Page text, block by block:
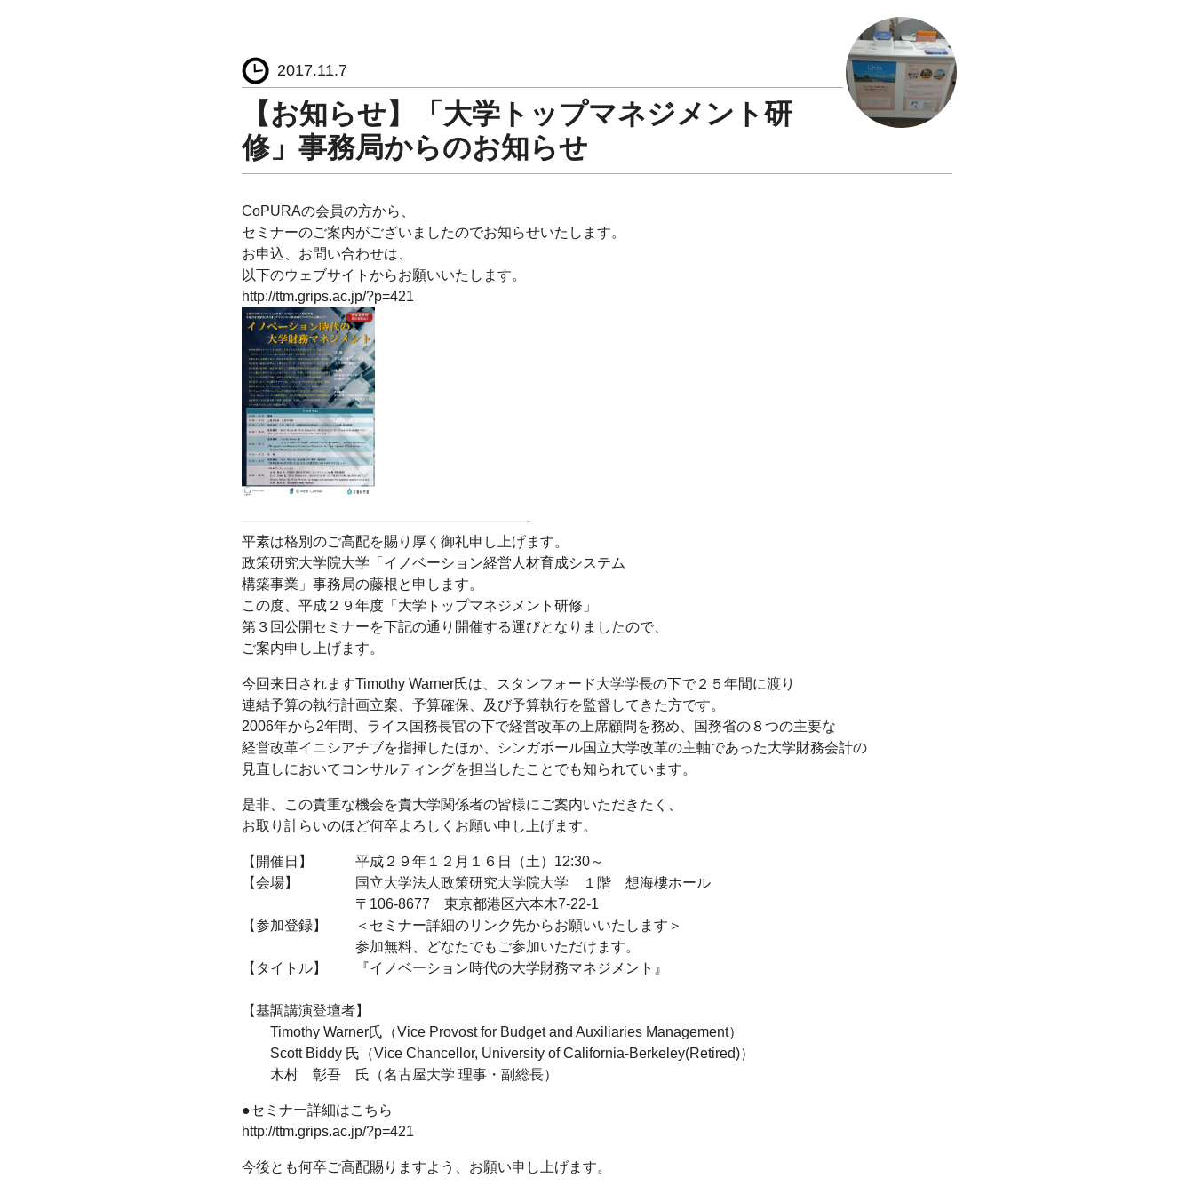
2017.11.7
【お知らせ】「大学トップマネジメント研
修」事務局からのお知らせ
CoPURAの会員の方から、
セミナーのご案内がございましたのでお知らせいたします。
お申込、お問い合わせは、
以下のウェブサイトからお願いいたします。
http://ttm.grips.ac.jp/?p=421
————————————————————-
平素は格別のご高配を賜り厚く御礼申し上げます。
政策研究大学院大学「イノベーション経営人材育成システム
構築事業」事務局の藤根と申します。
この度、平成２９年度「大学トップマネジメント研修」
第３回公開セミナーを下記の通り開催する運びとなりましたので、
ご案内申し上げます。
今回来日されますTimothy Warner氏は、スタンフォード大学学長の下で２５年間に渡り
連結予算の執行計画立案、予算確保、及び予算執行を監督してきた方です。
2006年から2年間、ライス国務長官の下で経営改革の上席顧問を務め、国務省の８つの主要な
経営改革イニシアチブを指揮したほか、シンガポール国立大学改革の主軸であった大学財務会計の
見直しにおいてコンサルティングを担当したことでも知られています。
是非、この貴重な機会を貴大学関係者の皆様にご案内いただきたく、
お取り計らいのほど何卒よろしくお願い申し上げます。
【開催日】 平成２９年１２月１６日（土）12:30～
【会場】 国立大学法人政策研究大学院大学 １階 想海樓ホール
〒106-8677 東京都港区六本木7-22-1
【参加登録】 ＜セミナー詳細のリンク先からお願いいたします＞
参加無料、どなたでもご参加いただけます。
【タイトル】 『イノベーション時代の大学財務マネジメント』
【基調講演登壇者】
Timothy Warner氏（Vice Provost for Budget and Auxiliaries Management）
Scott Biddy 氏（Vice Chancellor, University of California-Berkeley(Retired)）
木村 彰吾 氏（名古屋大学 理事・副総長）
●セミナー詳細はこちら
http://ttm.grips.ac.jp/?p=421
今後とも何卒ご高配賜りますよう、お願い申し上げます。